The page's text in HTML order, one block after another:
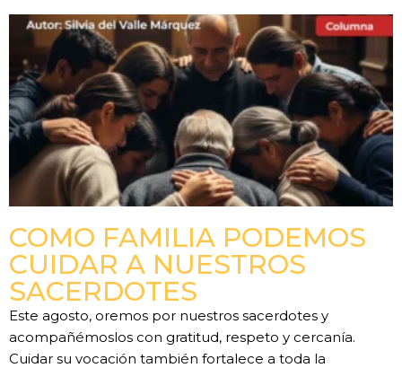
COMO FAMILIA PODEMOS
CUIDAR A NUESTROS
SACERDOTES
Este agosto, oremos por nuestros sacerdotes y
acompañémoslos con gratitud, respeto y cercanía.
Cuidar su vocación también fortalece a toda la